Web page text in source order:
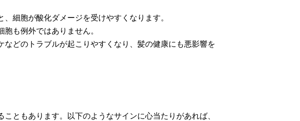
細胞が酸化ダメージを受けやすくなります。
も例外ではありません。
どのトラブルが起こりやすくなり、髪の健康にも悪影響を
ともあります。以下のようなサインに心当たりがあれば、